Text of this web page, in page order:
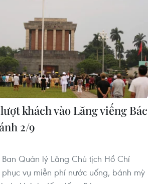
khách vào Lăng viếng Bác
2/9
Quản lý Lăng Chủ tịch Hồ Chí
vụ miễn phí nước uống, bánh mỳ